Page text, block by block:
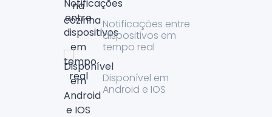
Notificações entre
dispositivos em
tempo real
Disponível em
Android e IOS